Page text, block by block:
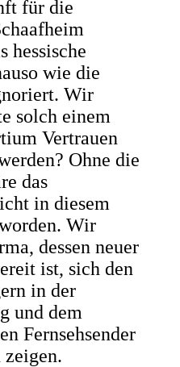
für die
hessische
wie die
Wir
solch einem
Vertrauen
Ohne die
das
in diesem
Wir
dessen neuer
ist, sich den
in der
und dem
Fernsehsender